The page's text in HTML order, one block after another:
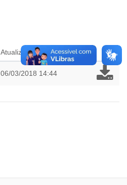
Atualizado em
06/03/2018 14:44